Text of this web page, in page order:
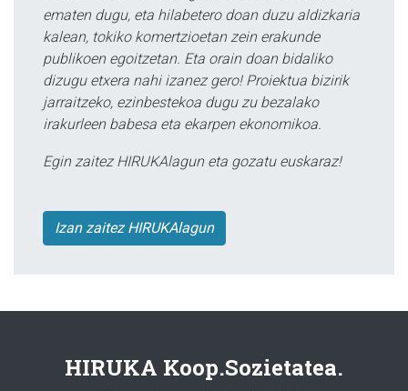
ematen dugu, eta hilabetero doan duzu aldizkaria
kalean, tokiko komertzioetan zein erakunde
publikoen egoitzetan. Eta orain doan bidaliko
dizugu etxera nahi izanez gero! Proiektua bizirik
jarraitzeko, ezinbestekoa dugu zu bezalako
irakurleen babesa eta ekarpen ekonomikoa.
Egin zaitez HIRUKAlagun eta gozatu euskaraz!
Izan zaitez HIRUKAlagun
HIRUKA Koop.Sozietatea.